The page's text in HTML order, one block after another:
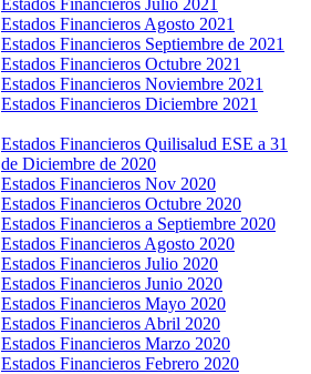
Estados Financieros Julio 2021
Estados Financieros Agosto 2021
Estados Financieros Septiembre de 2021
Estados Financieros Octubre 2021
Estados Financieros Noviembre 2021
Estados Financieros Diciembre 2021
Estados Financieros Quilisalud ESE a 31
de Diciembre de 2020
Estados Financieros Nov 2020
Estados Financieros Octubre 2020
Estados Financieros a Septiembre 2020
Estados Financieros Agosto 2020
Estados Financieros Julio 2020
Estados Financieros Junio 2020
Estados Financieros Mayo 2020
Estados Financieros Abril 2020
Estados Financieros Marzo 2020
Estados Financieros Febrero 2020